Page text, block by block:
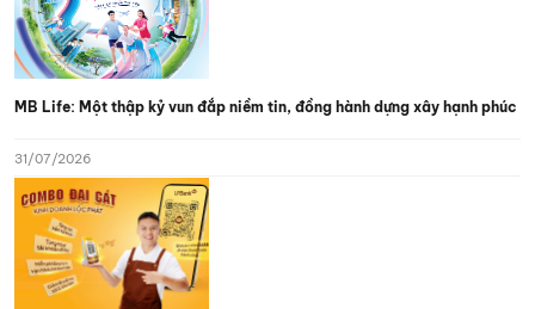
MB Life: Một thập kỷ vun đắp niềm tin, đồng hành dựng xây hạnh phúc
31/07/2026